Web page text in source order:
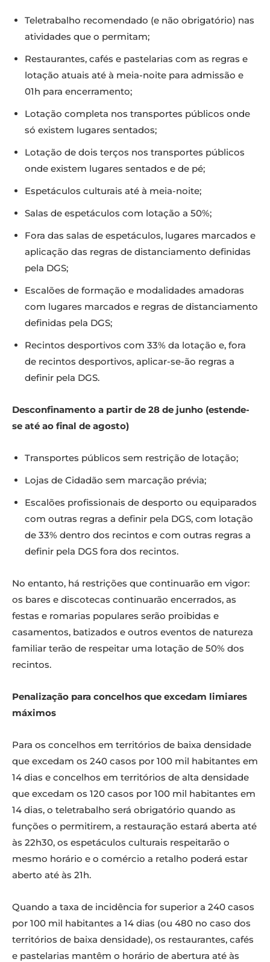
Teletrabalho recomendado (e não obrigatório) nas
atividades que o permitam;
Restaurantes, cafés e pastelarias com as regras e
lotação atuais até à meia-noite para admissão e
01h para encerramento;
Lotação completa nos transportes públicos onde
só existem lugares sentados;
Lotação de dois terços nos transportes públicos
onde existem lugares sentados e de pé;
Espetáculos culturais até à meia-noite;
Salas de espetáculos com lotação a 50%;
Fora das salas de espetáculos, lugares marcados e
aplicação das regras de distanciamento definidas
pela DGS;
Escalões de formação e modalidades amadoras
com lugares marcados e regras de distanciamento
definidas pela DGS;
Recintos desportivos com 33% da lotação e, fora
de recintos desportivos, aplicar-se-ão regras a
definir pela DGS.
Desconfinamento a partir de 28 de junho (estende-
se até ao final de agosto)
Transportes públicos sem restrição de lotação;
Lojas de Cidadão sem marcação prévia;
Escalões profissionais de desporto ou equiparados
com outras regras a definir pela DGS, com lotação
de 33% dentro dos recintos e com outras regras a
definir pela DGS fora dos recintos.
No entanto, há restrições que continuarão em vigor:
os bares e discotecas continuarão encerrados, as
festas e romarias populares serão proibidas e
casamentos, batizados e outros eventos de natureza
familiar terão de respeitar uma lotação de 50% dos
recintos.
Penalização para concelhos que excedam limiares
máximos
Para os concelhos em territórios de baixa densidade
que excedam os 240 casos por 100 mil habitantes em
14 dias e concelhos em territórios de alta densidade
que excedam os 120 casos por 100 mil habitantes em
14 dias, o teletrabalho será obrigatório quando as
funções o permitirem, a restauração estará aberta até
às 22h30, os espetáculos culturais respeitarão o
mesmo horário e o comércio a retalho poderá estar
aberto até às 21h.
Quando a taxa de incidência for superior a 240 casos
por 100 mil habitantes a 14 dias (ou 480 no caso dos
territórios de baixa densidade), os restaurantes, cafés
e pastelarias mantêm o horário de abertura até às